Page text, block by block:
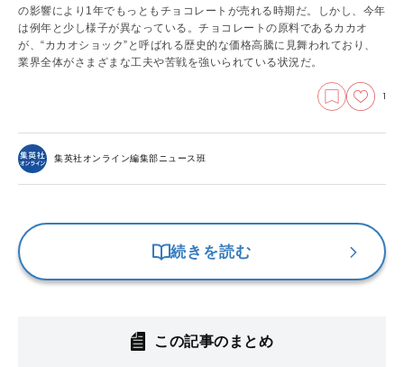
の影響により1年でもっともチョコレートが売れる時期だ。しかし、今年
は例年と少し様子が異なっている。チョコレートの原料であるカカオ
が、“カカオショック”と呼ばれる歴史的な価格高騰に見舞われており、
業界全体がさまざまな工夫や苦戦を強いられている状況だ。
1
集英社オンライン編集部ニュース班
続きを読む
この記事のまとめ